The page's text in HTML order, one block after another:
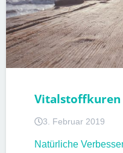
Vitalstoffkuren
3. Februar 2019
Natürliche